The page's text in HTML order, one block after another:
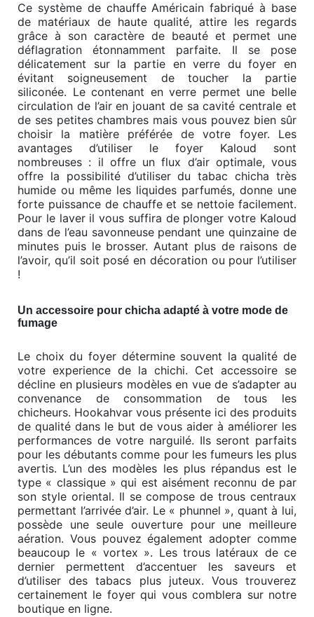
Ce système de chauffe Américain fabriqué à base
de matériaux de haute qualité, attire les regards
grâce à son caractère de beauté et permet une
déflagration étonnamment parfaite. Il se pose
délicatement sur la partie en verre du foyer en
évitant soigneusement de toucher la partie
siliconée. Le contenant en verre permet une belle
circulation de l’air en jouant de sa cavité centrale et
de ses petites chambres mais vous pouvez bien sûr
choisir la matière préférée de votre foyer. Les
avantages d’utiliser le foyer Kaloud sont
nombreuses : il offre un flux d’air optimale, vous
offre la possibilité d’utiliser du tabac chicha très
humide ou même les liquides parfumés, donne une
forte puissance de chauffe et se nettoie facilement.
Pour le laver il vous suffira de plonger votre Kaloud
dans de l’eau savonneuse pendant une quinzaine de
minutes puis le brosser. Autant plus de raisons de
l’avoir, qu’il soit posé en décoration ou pour l’utiliser
!
Un accessoire pour chicha adapté à votre mode de
fumage
Le choix du foyer détermine souvent la qualité de
votre experience de la chichi. Cet accessoire se
décline en plusieurs modèles en vue de s’adapter au
convenance de consommation de tous les
chicheurs. Hookahvar vous présente ici des produits
de qualité dans le but de vous aider à améliorer les
performances de votre narguilé. Ils seront parfaits
pour les débutants comme pour les fumeurs les plus
avertis. L’un des modèles les plus répandus est le
type « classique » qui est aisément reconnu de par
son style oriental. Il se compose de trous centraux
permettant l’arrivée d’air. Le « phunnel », quant à lui,
possède une seule ouverture pour une meilleure
aération. Vous pouvez également adopter comme
beaucoup le « vortex ». Les trous latéraux de ce
dernier permettent d’accentuer les saveurs et
d’utiliser des tabacs plus juteux. Vous trouverez
certainement le foyer qui vous comblera sur notre
boutique en ligne.